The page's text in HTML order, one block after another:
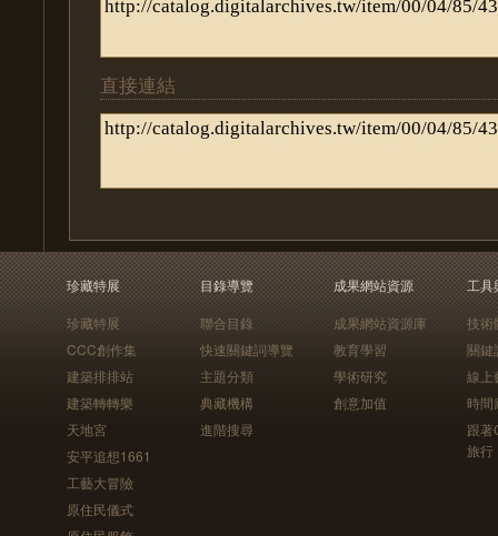
直接連結
珍藏特展
珍藏特展
CCC創作集
建築排排站
建築轉轉樂
天地宮
安平追想1661
工藝大冒險
原住民儀式
目錄導覽
聯合目錄
快速關鍵詞導覽
主題分類
典藏機構
進階搜尋
成果網站資源
成果網站資源庫
教育學習
學術研究
創意加值
工具
技術
關鍵
線上
時間
跟
旅行